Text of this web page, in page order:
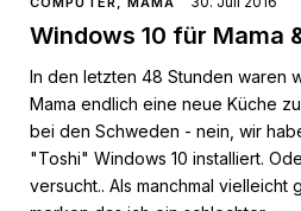
Windows 10 für Mama
In den letzten 48 Stunden waren
Mama endlich eine neue Küche
bei den Schweden - nein, wir
"Toshi" Windows 10 installiert.
versucht.. Als manchmal vielleicht